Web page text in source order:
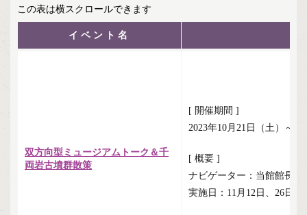
イベント名
双方向型ミュージアムトーク＆千
両岩古墳群散策
[ 開催期間 ]
2023年10月21日（土）～
[ 概要 ]
ナビゲーター：当館館長
実施日：11月12日、26日